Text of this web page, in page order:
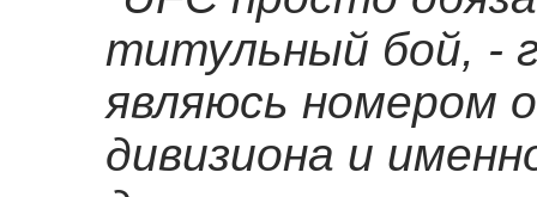
титульный бой, -
являюсь номером
дивизиона и